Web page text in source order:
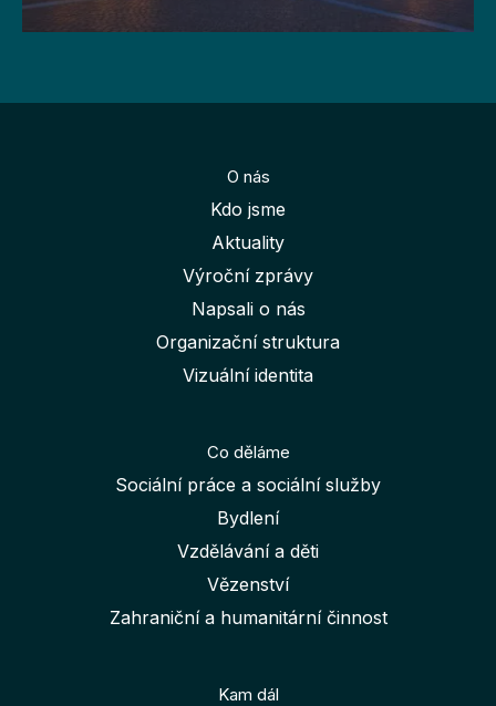
O nás
Kdo jsme
Aktuality
Výroční zprávy
Napsali o nás
Organizační struktura
Vizuální identita
Co děláme
Sociální práce a sociální služby
Bydlení
Vzdělávání a děti
Vězenství
Zahraniční a humanitární činnost
Kam dál